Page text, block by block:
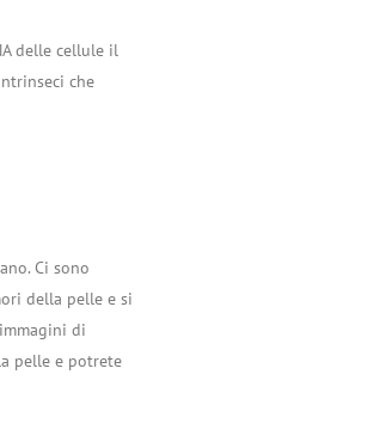
delle cellule il
che
Ci sono
della pelle e si
di
pelle e potrete